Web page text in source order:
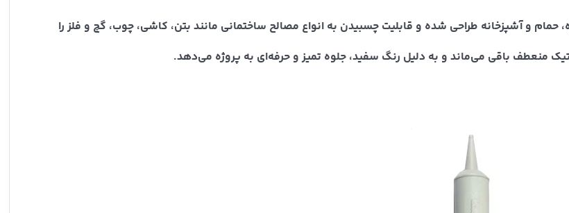
حمام و آشپزخانه طراحی شده و قابلیت چسبیدن به انواع مصالح ساختمانی مانند بتن، کاشی، چوب، گچ و فلز را
منعطف باقی می‌ماند و به دلیل رنگ سفید، جلوه تمیز و حرفه‌ای به پروژه می‌دهد.